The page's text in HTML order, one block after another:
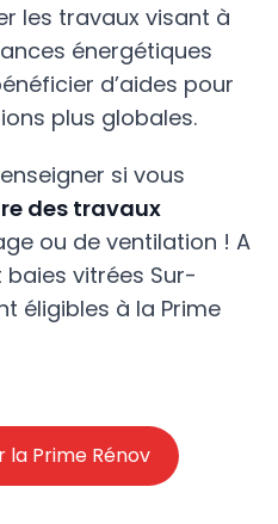
les travaux visant à
énergétiques
d’aides pour
plus globales.
si vous
des travaux
ou de ventilation ! A
vitrées Sur-
éligibles à la Prime
la Prime Rénov